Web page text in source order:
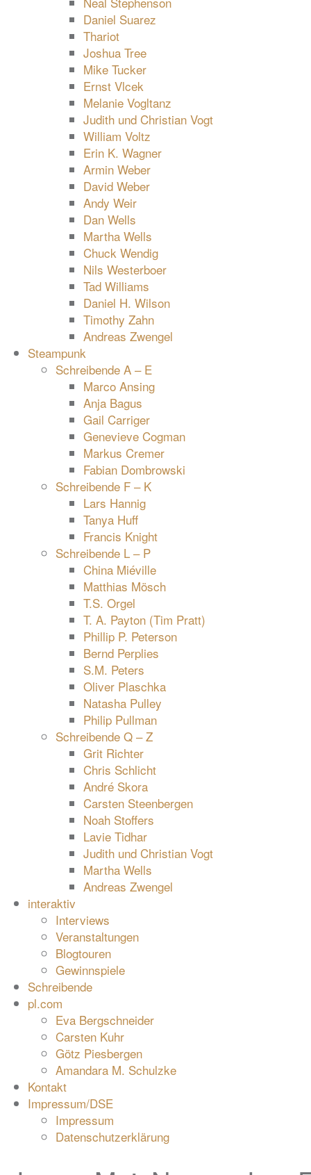
Daniel Suarez
Thariot
Joshua Tree
Mike Tucker
Ernst Vlcek
Melanie Vogltanz
Judith und Christian Vogt
William Voltz
Erin K. Wagner
Armin Weber
David Weber
Andy Weir
Dan Wells
Martha Wells
Chuck Wendig
Nils Westerboer
Tad Williams
Daniel H. Wilson
Timothy Zahn
Andreas Zwengel
Steampunk
Schreibende A – E
Marco Ansing
Anja Bagus
Gail Carriger
Genevieve Cogman
Markus Cremer
Fabian Dombrowski
Schreibende F – K
Lars Hannig
Tanya Huff
Francis Knight
Schreibende L – P
China Miéville
Matthias Mösch
T.S. Orgel
T. A. Payton (Tim Pratt)
Phillip P. Peterson
Bernd Perplies
S.M. Peters
Oliver Plaschka
Natasha Pulley
Philip Pullman
Schreibende Q – Z
Grit Richter
Chris Schlicht
André Skora
Carsten Steenbergen
Noah Stoffers
Lavie Tidhar
Judith und Christian Vogt
Martha Wells
Andreas Zwengel
interaktiv
Interviews
Veranstaltungen
Blogtouren
Gewinnspiele
Schreibende
pl.com
Eva Bergschneider
Carsten Kuhr
Götz Piesbergen
Amandara M. Schulzke
Kontakt
Impressum/DSE
Impressum
Datenschutzerklärung